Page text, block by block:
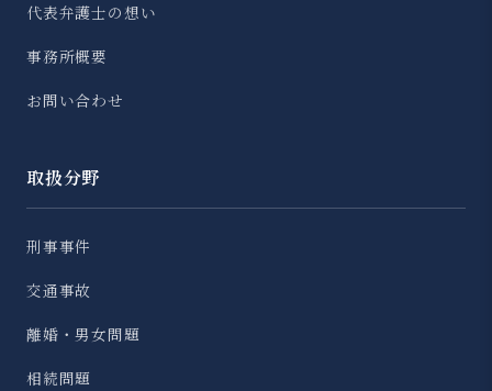
代表弁護士の想い
事務所概要
お問い合わせ
取扱分野
刑事事件
交通事故
離婚・男女問題
相続問題